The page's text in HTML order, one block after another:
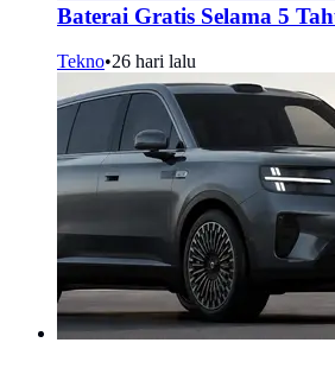
Baterai Gratis Selama 5
Tekno•26 hari lalu